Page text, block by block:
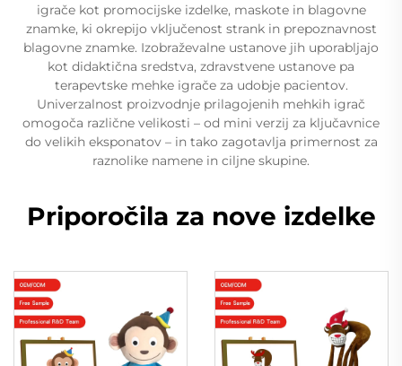
igrače kot promocijske izdelke, maskote in blagovne
znamke, ki okrepijo vključenost strank in prepoznavnost
blagovne znamke. Izobraževalne ustanove jih uporabljajo
kot didaktična sredstva, zdravstvene ustanove pa
terapevtske mehke igrače za udobje pacientov.
Univerzalnost proizvodnje prilagojenih mehkih igrač
omogoča različne velikosti – od mini verzij za ključavnice
do velikih eksponatov – in tako zagotavlja primernost za
raznolike namene in ciljne skupine.
Priporočila za nove izdelke